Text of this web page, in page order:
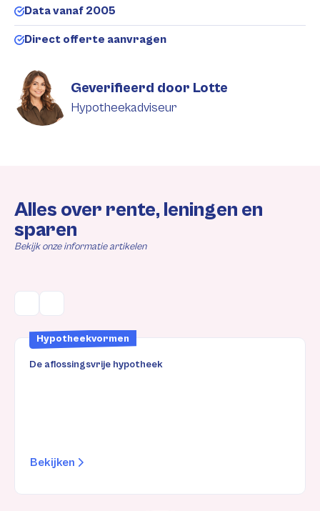
Data vanaf 2005
Direct offerte aanvragen
Geverifieerd door Lotte
Hypotheekadviseur
Alles over rente, leningen en
sparen
Bekijk onze informatie artikelen
hypotheek